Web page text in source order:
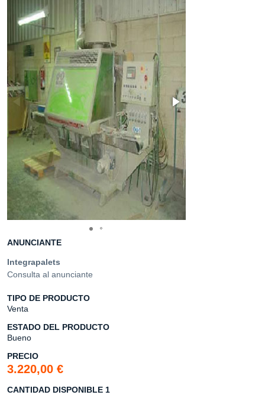
ANUNCIANTE
Integrapalets
Consulta al anunciante
TIPO DE PRODUCTO
Venta
ESTADO DEL PRODUCTO
Bueno
PRECIO
3.220,00 €
CANTIDAD DISPONIBLE 1